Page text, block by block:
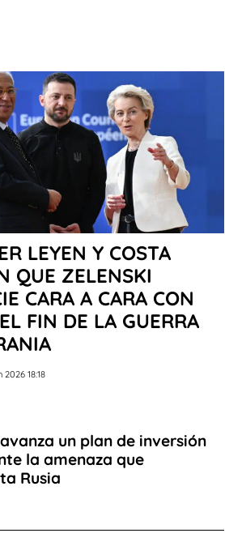
LEYEN Y COSTA
QUE ZELENSKI
CARA A CARA CON
FIN DE LA GUERRA
18:18
un plan de inversión
la amenaza que
Rusia